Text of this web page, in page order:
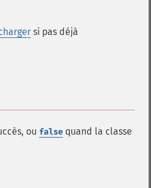
si pas déjà
ou false quand la classe